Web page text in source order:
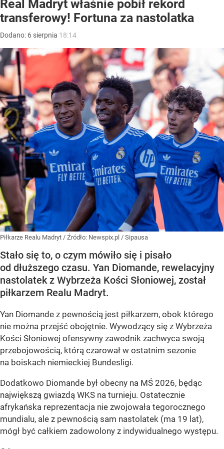
Real Madryt właśnie pobił rekord
transferowy! Fortuna za nastolatka
Dodano: 6 sierpnia 18:14
Piłkarze Realu Madryt / Źródło: Newspix.pl / Sipausa
Stało się to, o czym mówiło się i pisało
od dłuższego czasu. Yan Diomande, rewelacyjny
nastolatek z Wybrzeża Kości Słoniowej, został
piłkarzem Realu Madryt.
Yan Diomande z pewnością jest piłkarzem, obok którego
nie można przejść obojętnie. Wywodzący się z Wybrzeża
Kości Słoniowej ofensywny zawodnik zachwyca swoją
przebojowością, którą czarował w ostatnim sezonie
na boiskach niemieckiej Bundesligi.
Dodatkowo Diomande był obecny na MŚ 2026, będąc
największą gwiazdą WKS na turnieju. Ostatecznie
afrykańska reprezentacja nie zwojowała tegorocznego
mundialu, ale z pewnością sam nastolatek (ma 19 lat),
mógł być całkiem zadowolony z indywidualnego występu.